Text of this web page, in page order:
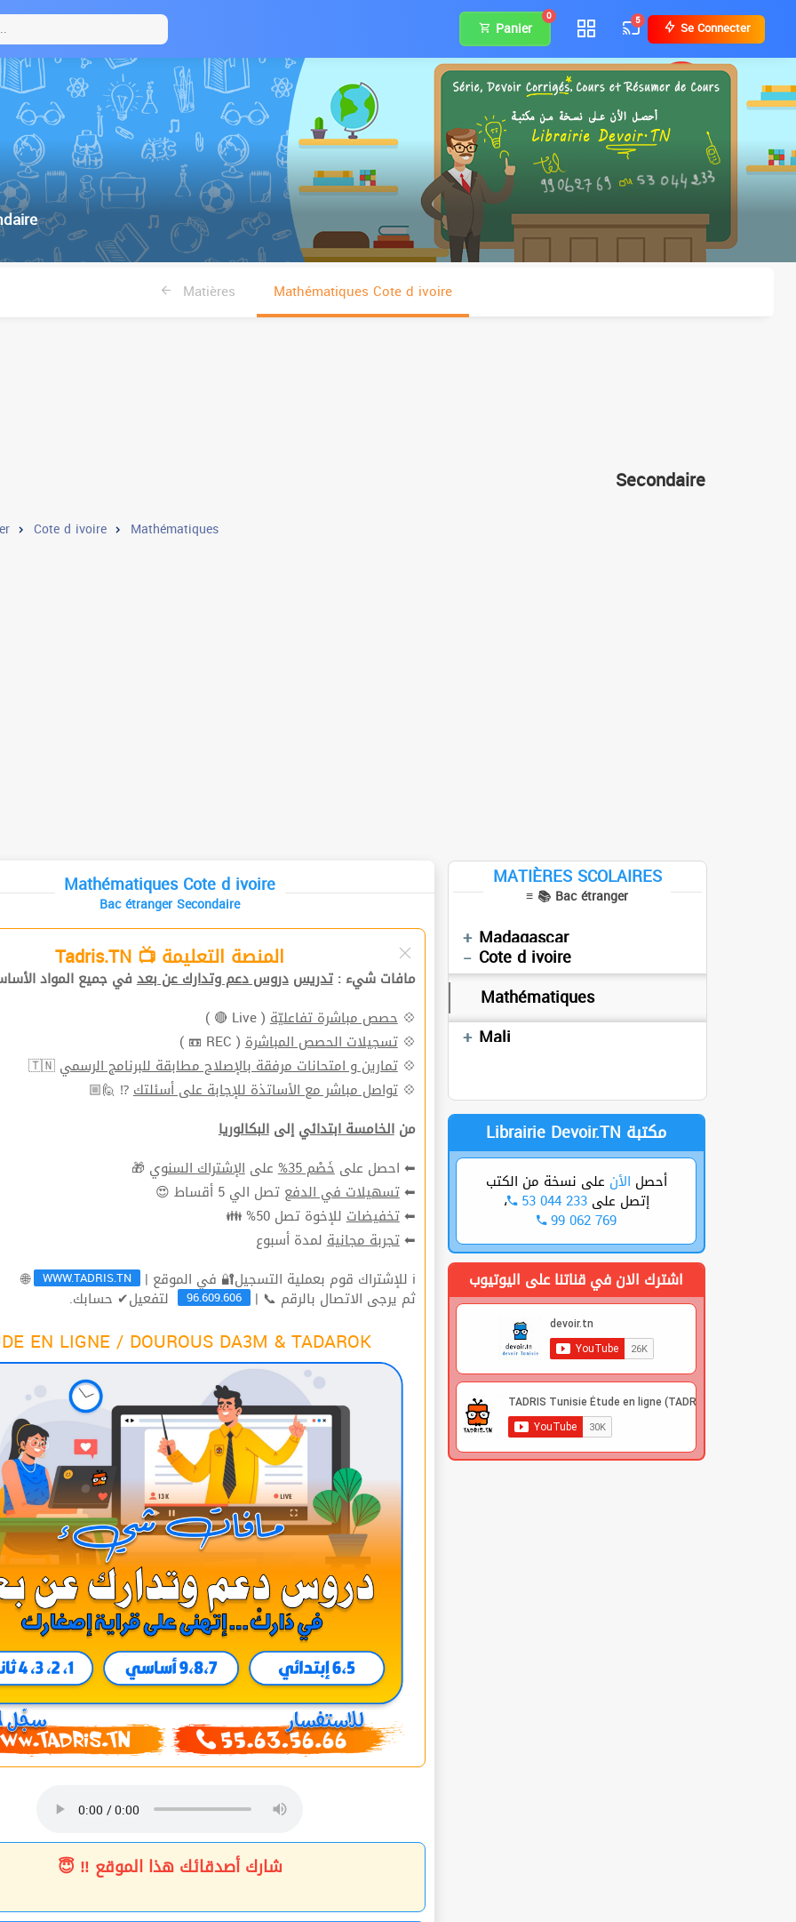
Panier
0 5 Se Connecter
Matières Mathématiques Cote d ivoire
Secondaire
Cote d ivoire Mathématiques
Mathématiques Cote d ivoire
Bac étranger Secondaire
المنصة التعليمة 📺 Tadris.TN
مافات شيء :تدريس دروس دعم وتدارك عن بعدفي جميع المواد
💠حصص مباشرة تفاعليّة( Live 🔴 )
💠تسجيلات الحصص المباشرة( REC 📼 )
💠تمارين و امتحانات مرفقة بالإصلاح مطابقة للبرنامج الرسمي 🇹🇳
💠تواصل مباشر مع الأساتذة للإجابة على أسئلتك⁉ 🙋🏼
منالخامسة ابتدائيإلىالبكالوريا
⬅ احصل علىخَصْم 35% علىالإشتراك السنوي 🎁
⬅تسهيلات في الدفعتصل الي 5 أقساط 😍
⬅تخفيضاتللإخوة تصل 50% 👪
⬅تجربة مجانيةلمدة أسبوع
ℹ للإشتراك قوم بعملية التسجيل🔐 في الموقع |
WWW.TADRIS.TN
🌐
ثم يرجى الاتصال بالرقم 📞 | 96.609.606 لتفعيل✔ حسابك.
EN LIGNE / DOUROUS DA3M & TADAROK
شارك أصدقائك هذا الموقع ‼ 😇
MATIÈRES SCOLAIRES
≡ 📚 Bac étranger
Mauritanie
Physiques
Sciences naturelles
France
Mathématique 2
Svt
Madagascar
Mathématiques
Cote d ivoire
Mathématiques
Mali
Mathématiques
Librairie Devoir.TN مكتبة
أحصل الأن على نسخة من الكتب
إتصل على53 044 233 ،
99 062 769
اشترك الان في قناتنا على اليوتيوب